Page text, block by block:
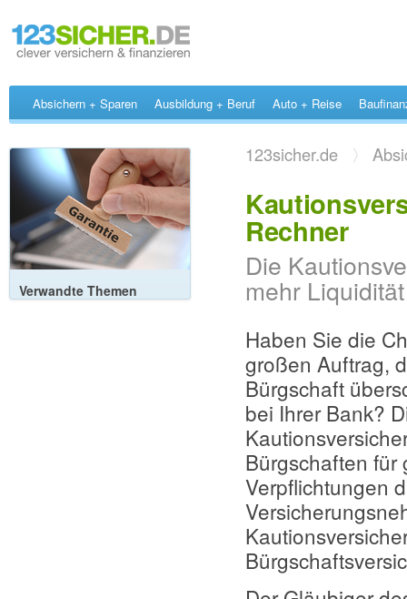
123sicher.de 〉
Rechner
Die
mehr
Haben Sie die
großen Auftrag,
Bürgschaft
bei Ihrer Bank?
Bürgschaften für
Verpflichtungen
Verwandte Themen
Absichern + Sparen Ausbildung + Beruf Auto + Reise